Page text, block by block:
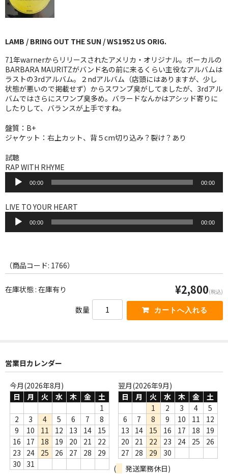
ROCK
その他
7INC
Webのみ no.1
Webのみ no.2
Webのみ no.3
Webのみ no.4
売り切れ
送料
商品の発送
特定商取引法に基づく表示
Contact
LAMB / BRING OUT THE SUN / WS1952 US ORIG.
71年warnerからリリースされたアメリカ・オリジナル。ボーカルの
BARBARA MAURITZがバンド名の前に来るくらい主役なアルバムは
ラストの3rdアルバム。２ndアルバム（店頭にはありますが、少し
状態が悪いので掲載せず）からスワンプ臭がしてましたが、3rdアル
バムではさらにスワンプ臭多め。バラードなんかはアシッド寄りに
したりして、バランスが上手ですね。
盤質：B+
ジャケット：右上カット、背５cm切り込み？裂け？あり
試聴
RAP WITH RHYME
プ
レ
ー
ー
00:00 00:00
LIVE TO YOUR HEART
プ
ヤ
ー
00:00 00:00
（商品コード: 1766）
在庫状態 : 在庫有り ¥2,800(税込)
数量
営業日カレンダー
今月(2026年8月)
日
月 火 水 木 金
土
1
2
3 4 5 6 7
8
9
10 11 12 13 14
15
16
17 18 19 20 21
22
23
24 25 26 27 28
29
30
31
翌月(2026年9月)
日
月 火 水 木 金
土
1
2 3 4
5
6
7 8 9 10 11
12
13
14 15 16 17 18
19
20
21 22 23 24 25
26
27
28 29
30
(
発送業務休日)